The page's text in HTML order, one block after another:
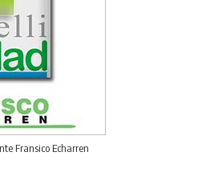
Fransico Echarren